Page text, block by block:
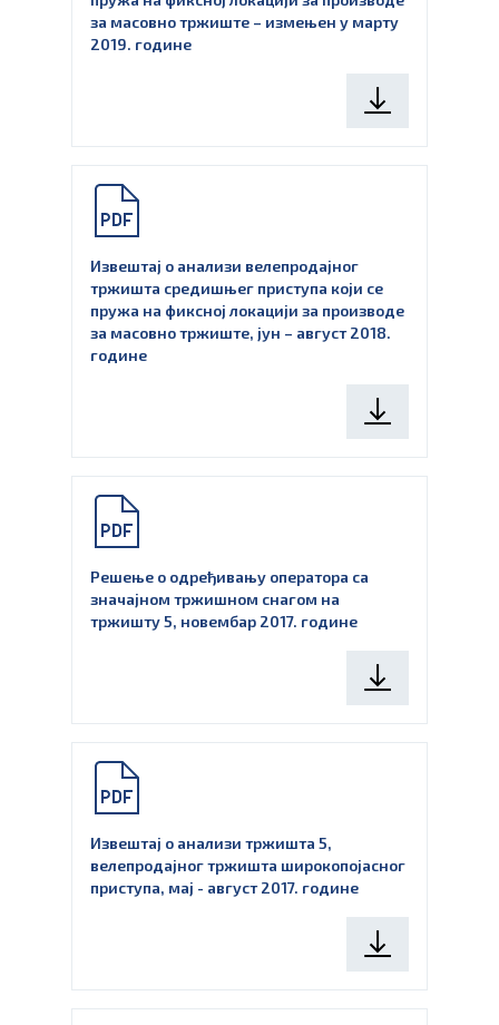
за масовно тржиште – измењен у марту
2019. године
Извештај о анализи велепродајног
тржишта средишњег приступа који се
пружа на фиксној локацији за производе
за масовно тржиште, јун – август 2018.
године
Решење о одређивању оператора са
значајном тржишном снагом на
тржишту 5, новембар 2017. године
Извештај о анализи тржишта 5,
велепродајног тржишта широкопојасног
приступа, мај - август 2017. године